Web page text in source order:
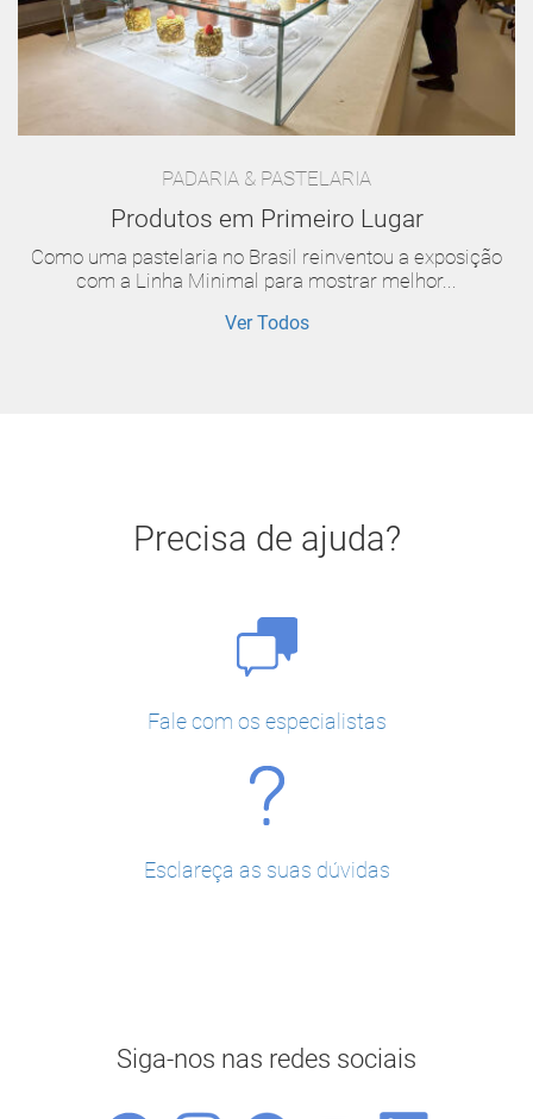
PADARIA & PASTELARIA
Produtos em Primeiro Lugar
Como uma pastelaria no Brasil reinventou a exposição
com a Linha Minimal para mostrar melhor...
Ver Todos
Precisa de ajuda?
Fale com os especialistas
Esclareça as suas dúvidas
Siga-nos nas redes sociais